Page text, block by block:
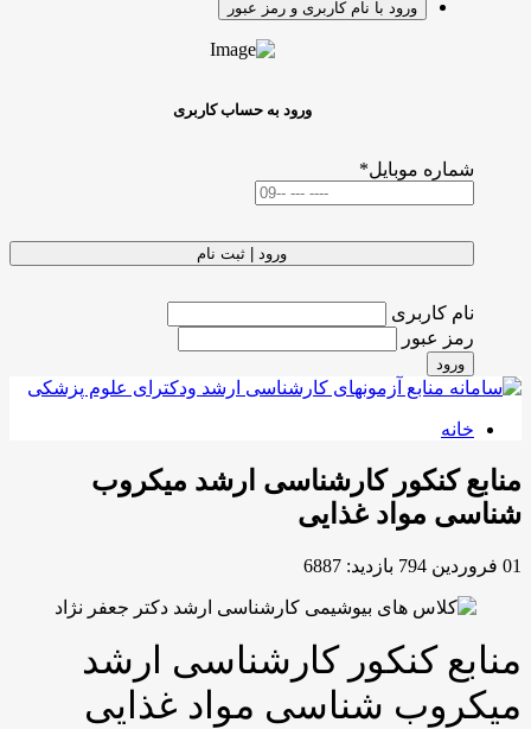
ورود با نام کاربری و رمز عبور
ورود به حساب کاربری
موبایل*
کارشناسی ارشد میکروب
غذایی
بازدید: 6887
کنکور کارشناسی ارشد
شناسی مواد غذایی